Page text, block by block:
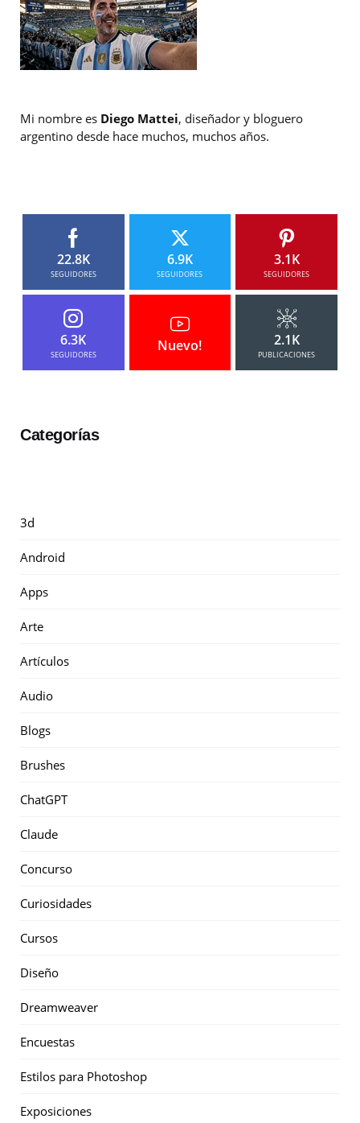
Mi nombre es Diego Mattei, diseñador y bloguero
argentino desde hace muchos, muchos años.
22.8K
SEGUIDORES
6.9K
SEGUIDORES
3.1K
SEGUIDORES
6.3K
SEGUIDORES
Nuevo! 2.1K
PUBLICACIONES
Categorías
3d
Android
Apps
Arte
Artículos
Audio
Blogs
Brushes
ChatGPT
Claude
Concurso
Curiosidades
Cursos
Diseño
Dreamweaver
Encuestas
Estilos para Photoshop
Exposiciones